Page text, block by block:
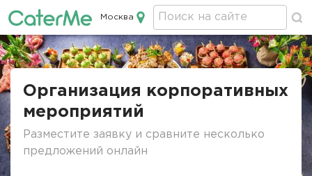
Кейтеринг в Москве
Москва
Строка
Организация корпоративных
мероприятий
Разместите заявку и сравните несколько
предложений онлайн